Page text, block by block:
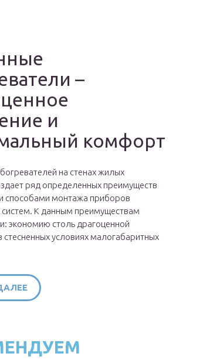
–
и
комфорт
на стенах жилых
ряд определенных преимуществ
способами монтажа приборов
систем. К данным преимуществам
экономию столь драгоценной
условиях малогабаритных